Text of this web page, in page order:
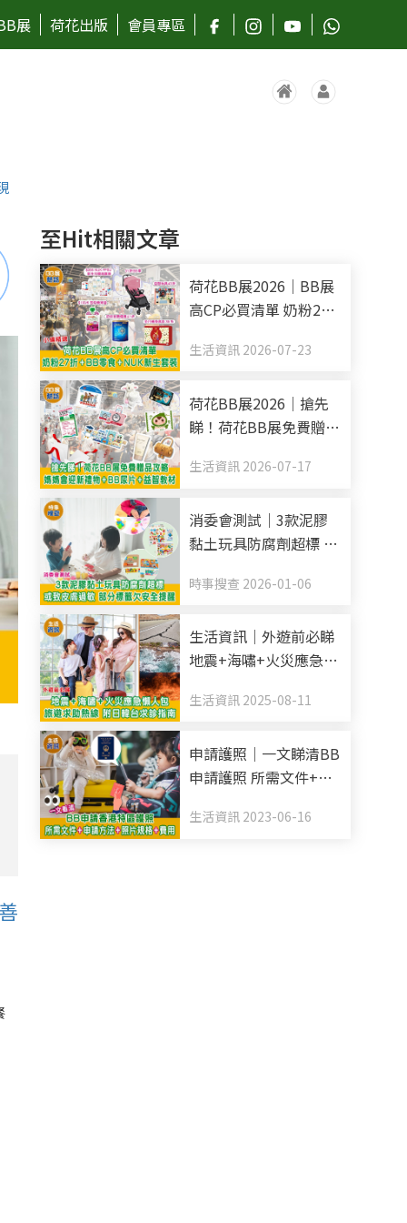
展 荷花出版 會員專區
至Hit相關文章
荷花BB展2026｜BB展
高CP必買清單 奶粉27
套裝
生活資訊 2026-07-23
荷花BB展2026｜搶先
睇！荷花BB展免費贈品
+BB尿片+益智教材
生活資訊 2026-07-17
消委會測試｜3款泥膠
黏土玩具防腐劑超標 或
安全提醒
時事搜查 2026-01-06
生活資訊｜外遊前必睇
地震+海嘯+火災應急懶
日韓台求診指南
生活資訊 2025-08-11
申請護照｜一文睇清BB
申請護照 所需文件+申
生活資訊 2023-06-16